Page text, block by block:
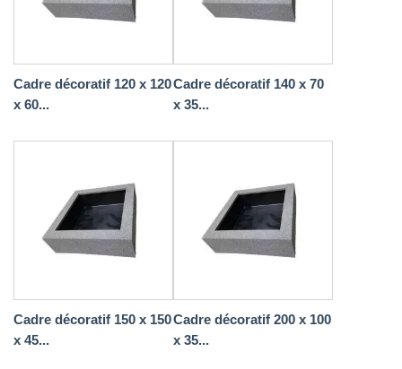
Cadre décoratif 120 x 120
x 60...
Cadre décoratif 140 x 70
x 35...
Cadre décoratif 150 x 150
x 45...
Cadre décoratif 200 x 100
x 35...